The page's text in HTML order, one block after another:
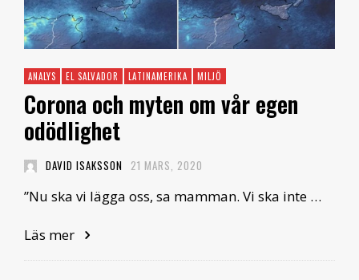
ANALYS EL SALVADOR LATINAMERIKA MILJÖ
Corona och myten om vår egen
odödlighet
DAVID ISAKSSON 21 MARS, 2020
”Nu ska vi lägga oss, sa mamman. Vi ska inte …
Läs mer